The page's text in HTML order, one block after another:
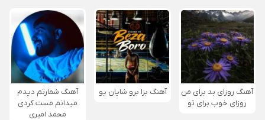
آهنگ روزای بد برای من
روزای خوب برای تو
آهنگ بزا برو شایان یو
آهنگ شمارتم دیدم
میدانم مست کردی
محمد امیری